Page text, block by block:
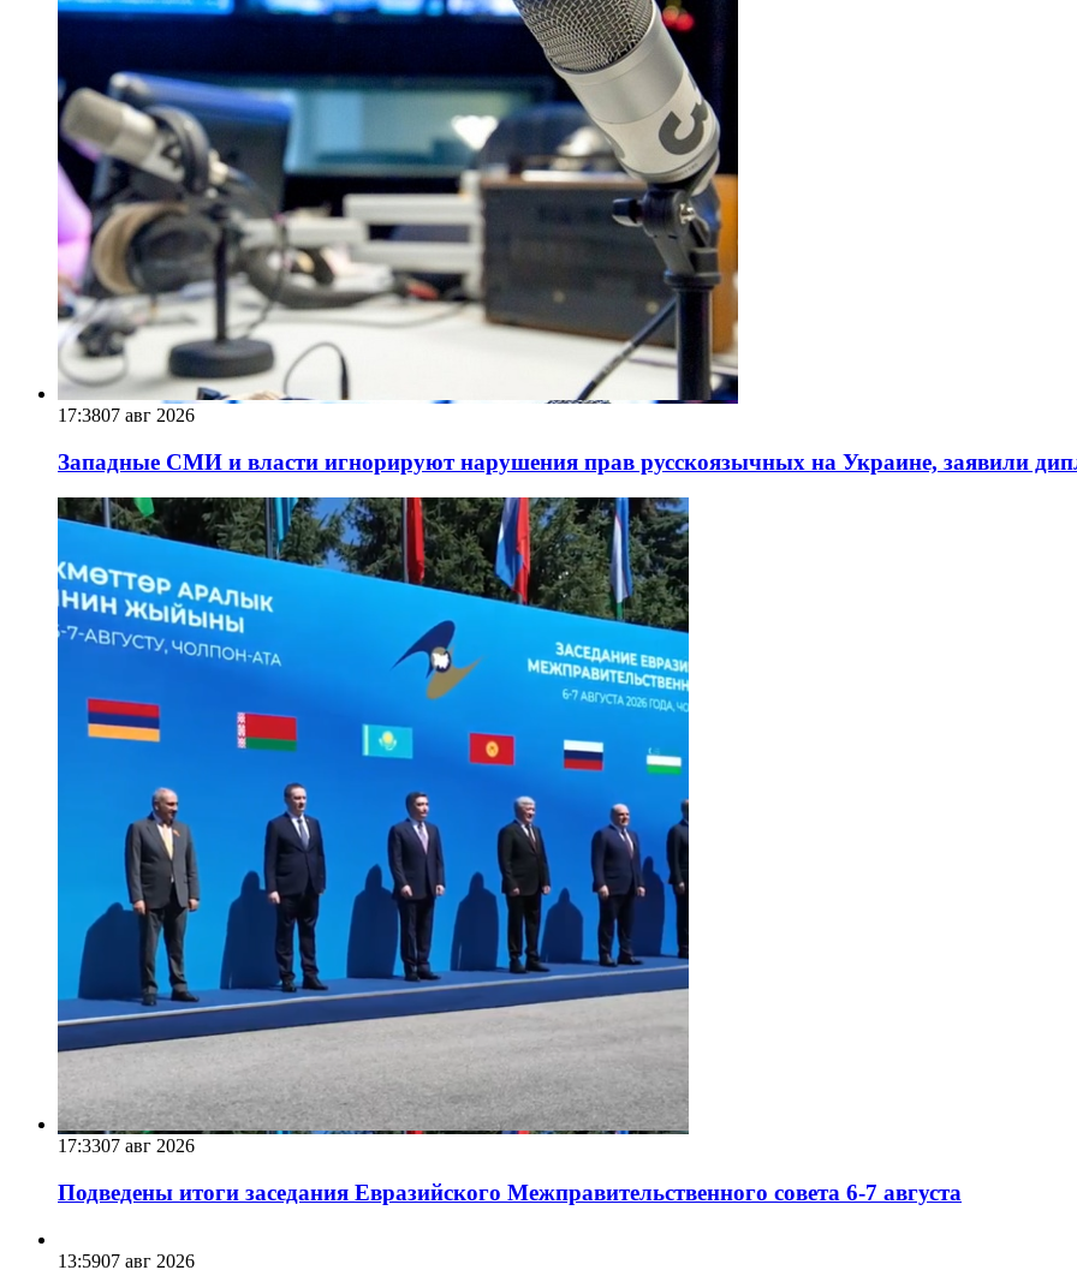
17:3807 авг 2026
Западные СМИ и власти игнорируют нарушения прав русскоязычных на Украине, заявили
17:3307 авг 2026
Подведены итоги заседания Евразийского Межправительственного совета 6-7 августа
13:5907 авг 2026